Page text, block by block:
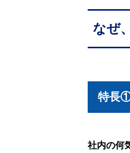
なぜ
特長①
社内の何